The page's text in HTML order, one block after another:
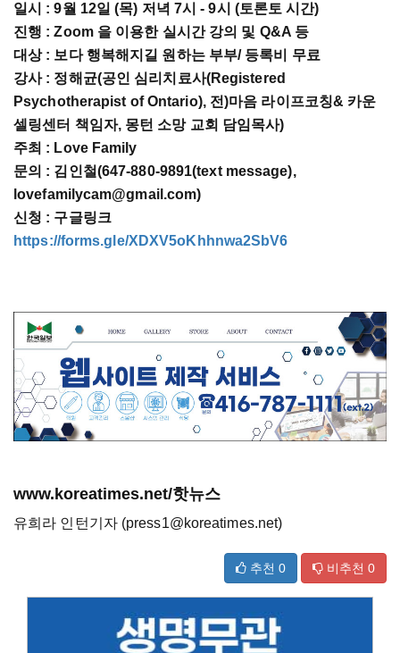
일시 : 9월 12일 (목) 저녁 7시 - 9시 (토론토 시간)
진행 : Zoom 을 이용한 실시간 강의 및 Q&A 등
대상 : 보다 행복해지길 원하는 부부/ 등록비 무료
강사 : 정해균(공인 심리치료사(Registered
Psychotherapist of Ontario), 전)마음 라이프코칭& 카운
셀링센터 책임자, 몽턴 소망 교회 담임목사)
주최 : Love Family
문의 : 김인철(647-880-9891(text message),
lovefamilycam@gmail.com)
신청 : 구글링크
https://forms.gle/XDXV5oKhhnwa2SbV6
www.koreatimes.net/핫뉴스
유희라 인턴기자 (press1@koreatimes.net)
추천 0 비추천 0